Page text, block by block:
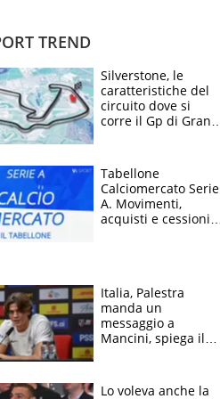
TREND
Silverstone, le
caratteristiche del
circuito dove si
corre il Gp di Gran
Tabellone
Calciomercato Serie
A. Movimenti,
acquisti e cessioni:
Italia, Palestra
manda un
messaggio a
Mancini, spiega il
l'alleanza con
Lo voleva anche la